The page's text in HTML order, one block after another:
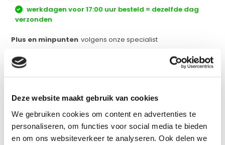
Deze website maakt gebruik van cookies
We gebruiken cookies om content en advertenties te
personaliseren, om functies voor social media te bieden
en om ons websiteverkeer te analyseren. Ook delen we
werkdagen voor 17:00 uur besteld = dezelfde dag
verzonden
Plus en minpunten volgens onze specialist
Hoge Beeldverversing (50Hz)
Wordt geleverd zonder extra lenzen
Vergelijk